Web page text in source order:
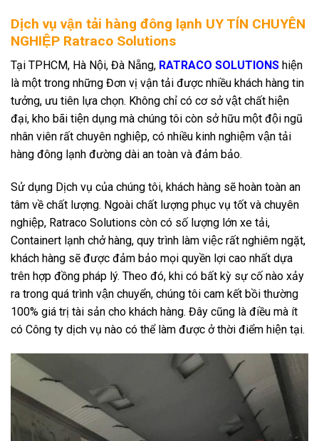
Dịch vụ vận tải hàng đông lạnh UY TÍN CHUYÊN
NGHIỆP Ratraco Solutions
Tại TPHCM, Hà Nội, Đà Nẵng, RATRACO SOLUTIONS hiện
là một trong những Đơn vị vận tải được nhiều khách hàng tin
tưởng, ưu tiên lựa chọn. Không chỉ có cơ sở vật chất hiện
đại, kho bãi tiện dụng mà chúng tôi còn sở hữu một đội ngũ
nhân viên rất chuyên nghiệp, có nhiều kinh nghiệm vận tải
hàng đông lạnh đường dài an toàn và đảm bảo.
Sử dụng Dịch vụ của chúng tôi, khách hàng sẽ hoàn toàn an
tâm về chất lượng. Ngoài chất lượng phục vụ tốt và chuyên
nghiệp, Ratraco Solutions còn có số lượng lớn xe tải,
Containert lạnh chở hàng, quy trình làm việc rất nghiêm ngặt,
khách hàng sẽ được đảm bảo mọi quyền lợi cao nhất dựa
trên hợp đồng pháp lý. Theo đó, khi có bất kỳ sự cố nào xảy
ra trong quá trình vận chuyển, chúng tôi cam kết bồi thường
100% giá trị tài sản cho khách hàng. Đây cũng là điều mà ít
có Công ty dịch vụ nào có thể làm được ở thời điểm hiện tại.